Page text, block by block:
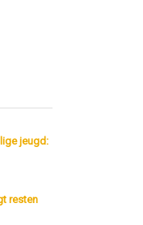
jeugd:
resten